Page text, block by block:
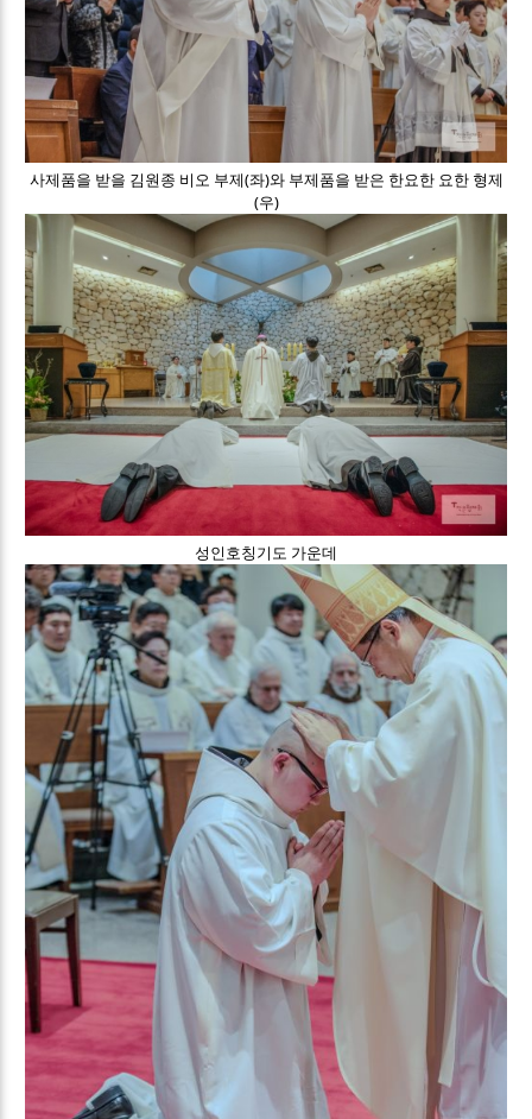
사제품을 받을 김원종 비오 부제(좌)와 부제품을 받은 한요한 요한 형제
(우)
성인호칭기도 가운데